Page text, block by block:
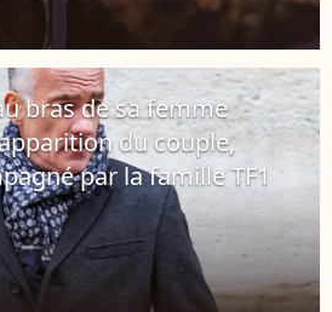
bras de sa femme
du couple,
par la famille TF1